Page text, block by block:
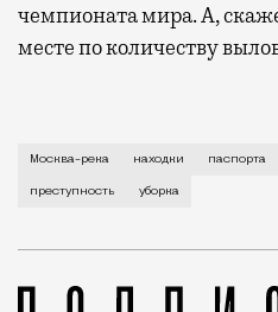
чемпионата мира. А,
месте по количеству
Что работа речного
Москва-река находки паспорта
преступность уборка